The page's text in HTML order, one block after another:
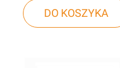
DO KOSZYKA